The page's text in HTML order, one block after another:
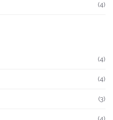
(4)
(4)
(4)
(3)